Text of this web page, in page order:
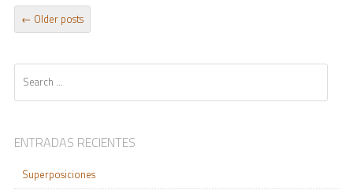
POST NAVIGATION
← Older posts
ENTRADAS RECIENTES
Superposiciones